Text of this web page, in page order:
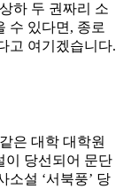
하 두 권짜리 소
수 있다면, 종로
고 여기겠습니다.
은 대학 대학원
이 당선되어 문단
소설 ‘서북풍’ 당